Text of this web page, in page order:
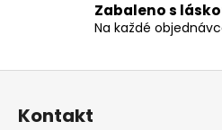
k
y
ý
Zabaleno s
Na každé
Z
Kontakt